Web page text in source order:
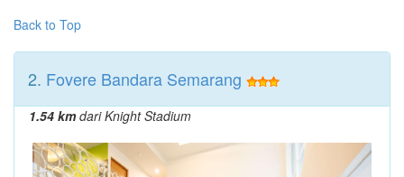
Back to Top
2. Fovere Bandara Semarang
1.54 kmdari Knight Stadium